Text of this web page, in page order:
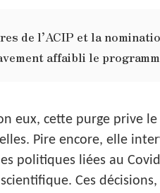
de l’ACIP et la
affaibli le
eux, cette purge prive le
Pire encore, elle
politiques liées au
Ces